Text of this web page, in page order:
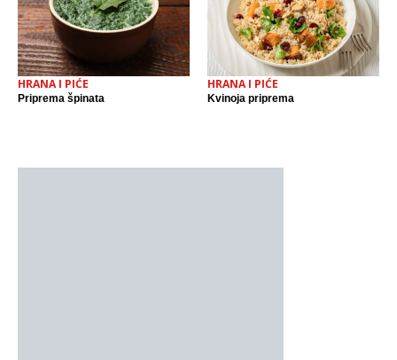
HRANA I PIĆE
Priprema špinata
HRANA I PIĆE
Kvinoja priprema